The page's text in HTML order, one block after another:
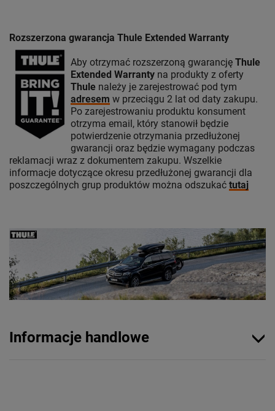
Rozszerzona gwarancja Thule Extended Warranty
Aby otrzymać rozszerzoną gwarancję Thule
Extended Warranty na produkty z oferty
Thule należy je zarejestrować pod tym
adresem w przeciągu 2 lat od daty zakupu.
Po zarejestrowaniu produktu konsument
otrzyma email, który stanowił będzie
potwierdzenie otrzymania przedłużonej
gwarancji oraz będzie wymagany podczas
reklamacji wraz z dokumentem zakupu. Wszelkie
informacje dotyczące okresu przedłużonej gwarancji dla
poszczególnych grup produktów można odszukać tutaj
Informacje handlowe